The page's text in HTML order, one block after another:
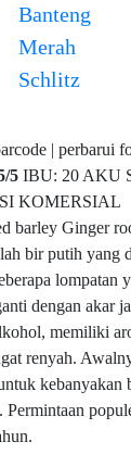
Banteng
Merah
Schlitz
| perbarui
/5 IBU: 20 AKU
KOMERSIAL
barley Ginger
bir putih yang
lompatan
dengan akar
memiliki
renyah.
kebanyakan